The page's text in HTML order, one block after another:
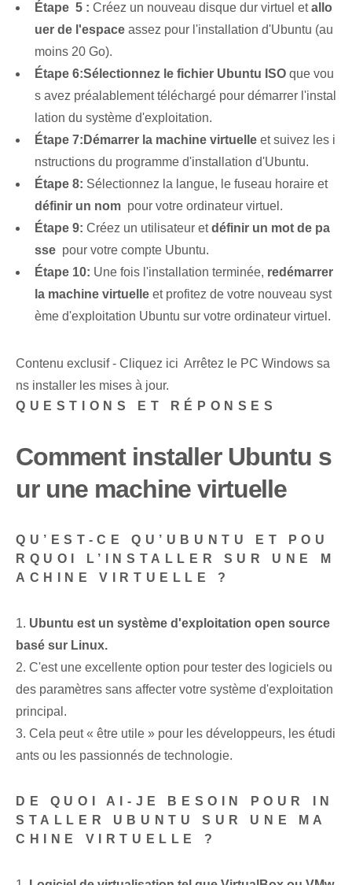
Étape ⁢ 5 : Créez un nouveau disque dur virtuel etallo
uer de l'espace assez pour⁢ l'installation d'Ubuntu ‌(au
moins 20 Go).
Étape 6:Sélectionnez le fichier Ubuntu ISO⁤ que vou
s avez préalablement téléchargé pour démarrer l'instal
lation du système d'exploitation.
Étape 7: Démarrer la machine virtuelle et suivez les i
nstructions du programme d'installation d'Ubuntu.
Étape 8: Sélectionnez la langue, le fuseau horaire et
définir un nom ‌ pour votre ordinateur virtuel.
Étape 9: Créez un utilisateur ‍etdéfinir un mot de pa
sse ⁣ pour votre compte Ubuntu.
Étape 10: Une fois l'installation terminée,⁣ redémarrer‌
la machine virtuelle et profitez de votre nouveau syst
ème d'exploitation Ubuntu sur votre ordinateur virtuel.
Contenu exclusif - Cliquez ici Arrêtez le PC Windows sa
ns installer les mises à jour.
QUESTIONS ET RÉPONSES
Comment installer Ubuntu s
ur une machine virtuelle
QU’EST-CE QU’UBUNTU ET POU
RQUOI L’INSTALLER SUR UNE M
ACHINE VIRTUELLE ?
1. Ubuntu est un système d'exploitation open source
basé sur Linux.
2. C'est une excellente option pour tester des logiciels ou
des paramètres sans affecter votre système d'exploitation
principal.
3. Cela peut « être utile » pour les développeurs, les étudi
ants ou les passionnés de technologie.
DE QUOI AI-JE BESOIN POUR IN
STALLER UBUNTU SUR UNE MA
CHINE VIRTUELLE ?